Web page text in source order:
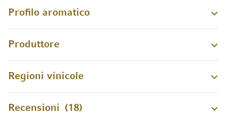
Profilo aromatico
Produttore
Regioni vinicole
Recensioni 18